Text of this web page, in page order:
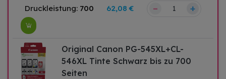
Druckleistung: 700 62,08 € – +
Original Canon PG-545XL+CL-
546XL Tinte Schwarz bis zu 700
Seiten